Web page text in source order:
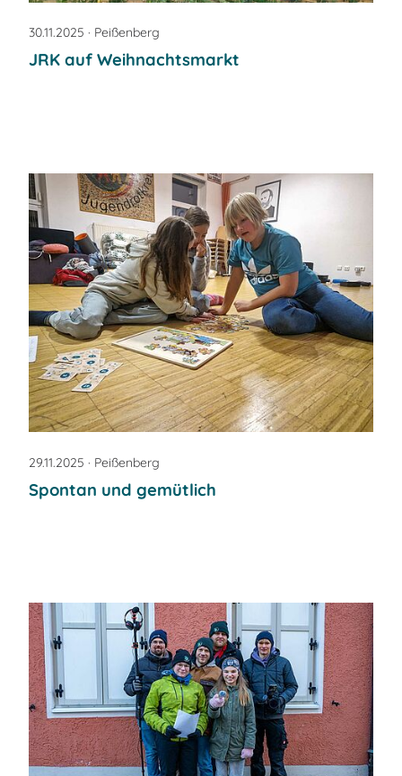
30.11.2025 · Peißenberg
JRK auf Weihnachtsmarkt
29.11.2025 · Peißenberg
Spontan und gemütlich